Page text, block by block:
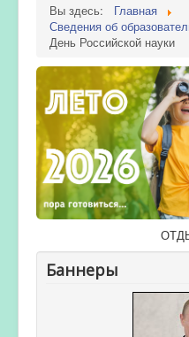
Вы здесь:
Главная
Сведения об
День Российской науки
Баннеры